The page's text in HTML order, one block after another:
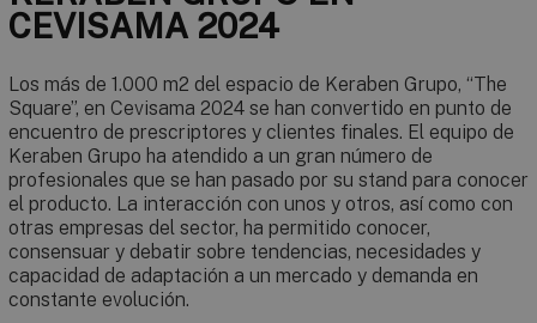
CEVISAMA 2024
Los más de 1.000 m2 del espacio de Keraben Grupo, “The
Square”, en Cevisama 2024 se han convertido en punto de
encuentro de prescriptores y clientes finales. El equipo de
Keraben Grupo ha atendido a un gran número de
profesionales que se han pasado por su stand para conocer
el producto. La interacción con unos y otros, así como con
otras empresas del sector, ha permitido conocer,
consensuar y debatir sobre tendencias, necesidades y
capacidad de adaptación a un mercado y demanda en
constante evolución.